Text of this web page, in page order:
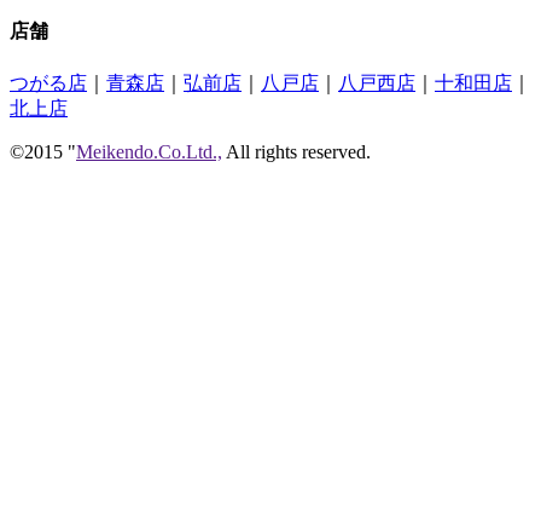
店舗
つがる店 青森店 弘前店 八戸店 八戸西店 十和田店
北上店
©2015 "Meikendo.Co.Ltd., All rights reserved.